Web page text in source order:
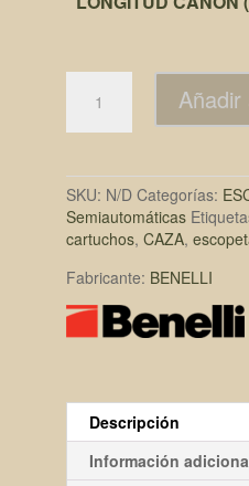
Añadir
SKU: N/D Categorías:
Semiautomáticas
cartuchos, CAZA,
Fabricante: BENELLI
Descripción
Información